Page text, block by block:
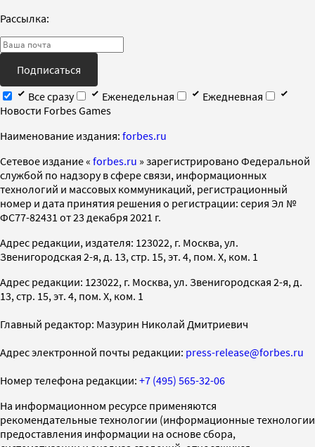
Рассылка:
Подписаться
Все сразу
Еженедельная
Ежедневная
Новости Forbes Games
Наименование издания: forbes.ru
Cетевое издание « forbes.ru » зарегистрировано Федеральной
службой по надзору в сфере связи, информационных
технологий и массовых коммуникаций, регистрационный
номер и дата принятия решения о регистрации: серия Эл №
ФС77-82431 от 23 декабря 2021 г.
Адрес редакции, издателя: 123022, г. Москва, ул.
Звенигородская 2-я, д. 13, стр. 15, эт. 4, пом. X, ком. 1
Адрес редакции: 123022, г. Москва, ул. Звенигородская 2-я, д.
13, стр. 15, эт. 4, пом. X, ком. 1
Главный редактор: Мазурин Николай Дмитриевич
Адрес электронной почты редакции: press-release@forbes.ru
Номер телефона редакции: +7 (495) 565-32-06
На информационном ресурсе применяются
рекомендательные технологии (информационные технологии
предоставления информации на основе сбора,